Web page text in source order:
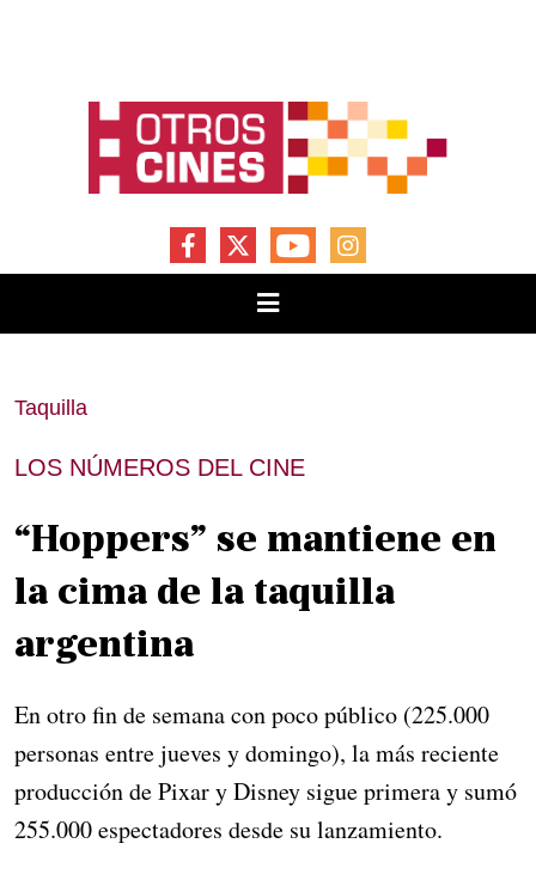
FACEBOOKYOUTUBEINSTAGRAM
Taquilla
LOS NÚMEROS DEL CINE
“Hoppers” se mantiene en
la cima de la taquilla
argentina
En otro fin de semana con poco público (225.000
personas entre jueves y domingo), la más reciente
producción de Pixar y Disney sigue primera y sumó
255.000 espectadores desde su lanzamiento.